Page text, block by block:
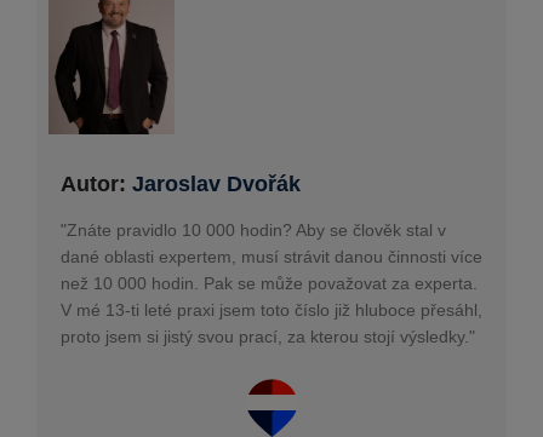
Autor: Jaroslav Dvořák
"Znáte pravidlo 10 000 hodin? Aby se člověk stal v
dané oblasti expertem, musí strávit danou činnosti více
než 10 000 hodin. Pak se může považovat za experta.
V mé 13-ti leté praxi jsem toto číslo již hluboce přesáhl,
proto jsem si jistý svou prací, za kterou stojí výsledky."